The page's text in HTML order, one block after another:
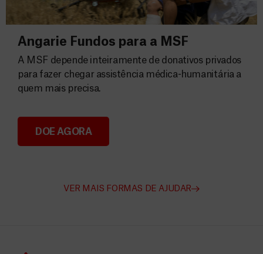
Angarie Fundos para a MSF
Angarie Fundos para a MSF
A MSF depende inteiramente de donativos privados
para fazer chegar assistência médica-humanitária a
quem mais precisa.
DOE AGORA
VER MAIS FORMAS DE AJUDAR